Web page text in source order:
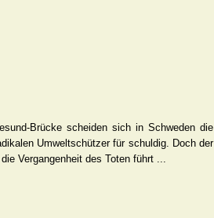
Brücke scheiden sich in Schweden die
Umweltschützer für schuldig. Doch der
Vergangenheit des Toten führt ...